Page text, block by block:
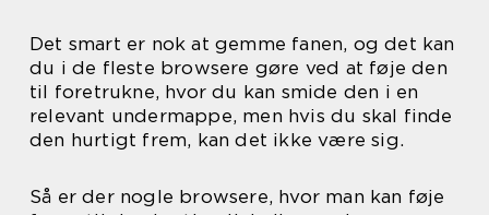
Det smart er nok at gemme fanen, og det kan
du i de fleste browsere gøre ved at føje den
til foretrukne, hvor du kan smide den i en
relevant undermappe, men hvis du skal finde
den hurtigt frem, kan det ikke være sig.
Så er der nogle browsere, hvor man kan føje